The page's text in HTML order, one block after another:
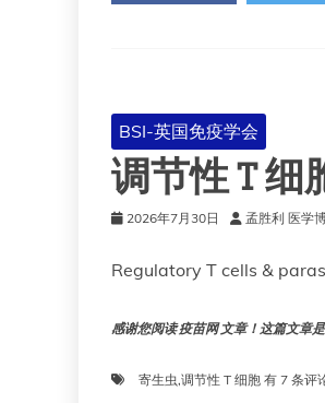
病
BSI-英国免疫学会
调节性 T 细
2026年7月30日 孟胜利 医学
Regulatory T cells &
感谢您阅读 疫苗网 文章！这篇文章
寄生虫,调节性 T 细胞 调
有 7 条评